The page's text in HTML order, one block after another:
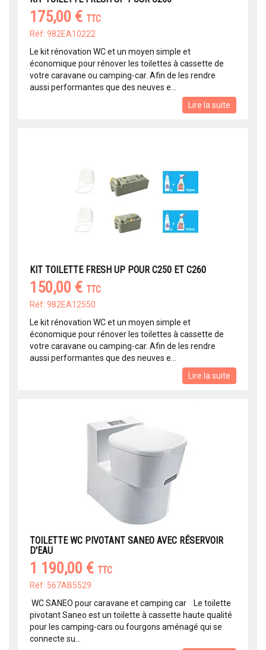
175,00 € TTC
Réf: 982EA10222
Le kit rénovation WC et un moyen simple et
économique pour rénover les toilettes à cassette de
votre caravane ou camping-car. Afin de les rendre
aussi performantes que des neuves e...
Lire la suite
KIT TOILETTE FRESH UP POUR C250 ET C260
150,00 € TTC
Réf: 982EA12550
Le kit rénovation WC et un moyen simple et
économique pour rénover les toilettes à cassette de
votre caravane ou camping-car. Afin de les rendre
aussi performantes que des neuves e...
Lire la suite
TOILETTE WC PIVOTANT SANEO AVEC RÉSERVOIR
D'EAU
1 190,00 € TTC
Réf: 567AB5529
WC SANEO pour caravane et camping car Le toilette
pivotant Saneo est un toilette à cassette haute qualité
pour les camping-cars ou fourgons aménagé qui se
connecte su...